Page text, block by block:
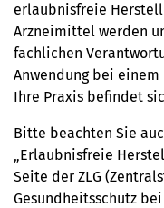
erlaubnisfreie
Arzneimittel werden
fachlichen
Anwendung bei
Ihre Praxis befindet
Bitte beachten Sie
„Erlaubnisfreie
Seite der ZLG
Gesundheitsschutz